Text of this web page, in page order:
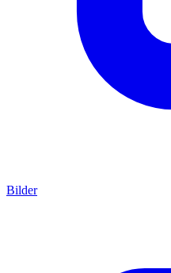
Bilder